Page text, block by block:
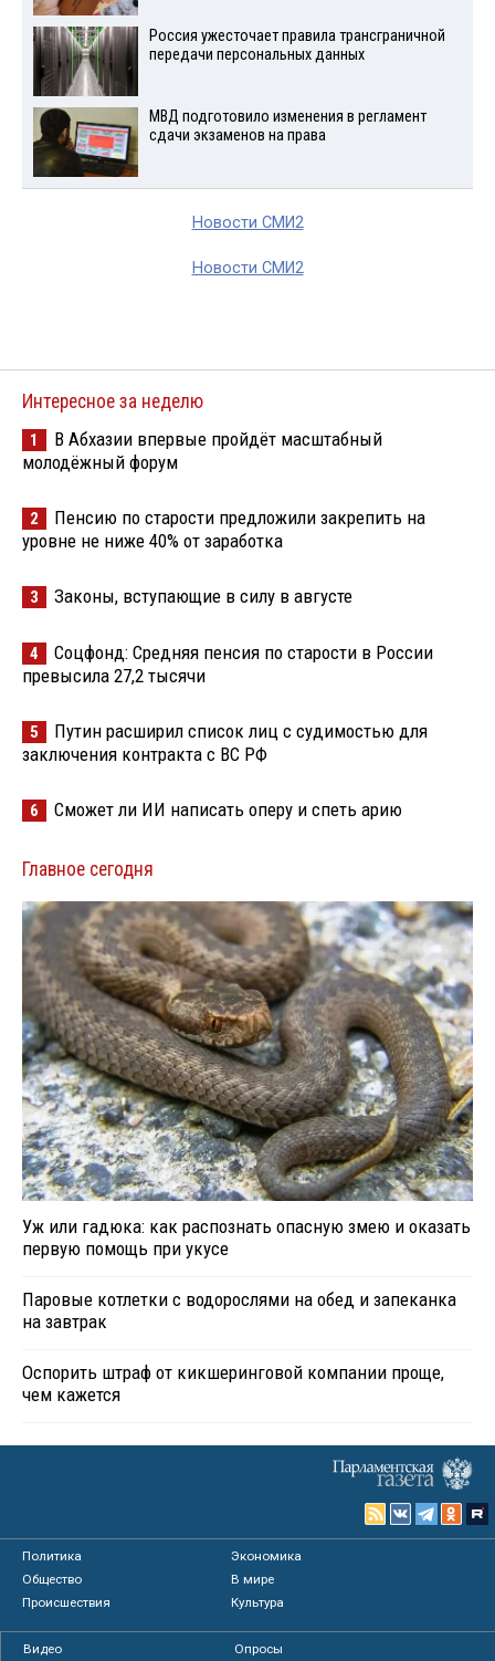
Россия ужесточает правила трансграничной
передачи персональных данных
МВД подготовило изменения в регламент
сдачи экзаменов на права
Новости СМИ2
Новости СМИ2
Интересное за неделю
1
В Абхазии впервые пройдёт масштабный
молодёжный форум
2
Пенсию по старости предложили закрепить на
уровне не ниже 40% от заработка
3 Законы, вступающие в силу в августе
4
Соцфонд: Средняя пенсия по старости в России
превысила 27,2 тысячи
5
Путин расширил список лиц с судимостью для
заключения контракта с ВС РФ
6 Сможет ли ИИ написать оперу и спеть арию
Главное сегодня
Уж или гадюка: как распознать опасную змею и оказать
первую помощь при укусе
Паровые котлетки с водорослями на обед и запеканка
на завтрак
Оспорить штраф от кикшеринговой компании проще,
чем кажется
Политика
Экономика
Общество
В мире
Происшествия
Культура
Видео
Опросы